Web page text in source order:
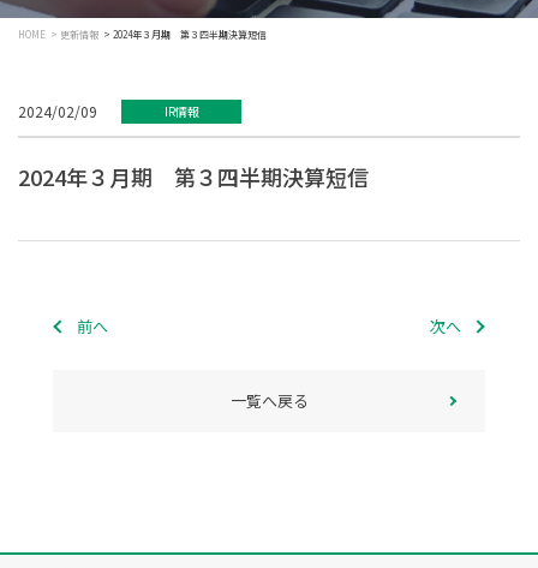
HOME 更新情報 2024年３月期 第３四半期決算短信
2024/02/09 IR情報
2024年３月期 第３四半期決算短信
前へ 次へ
一覧へ戻る